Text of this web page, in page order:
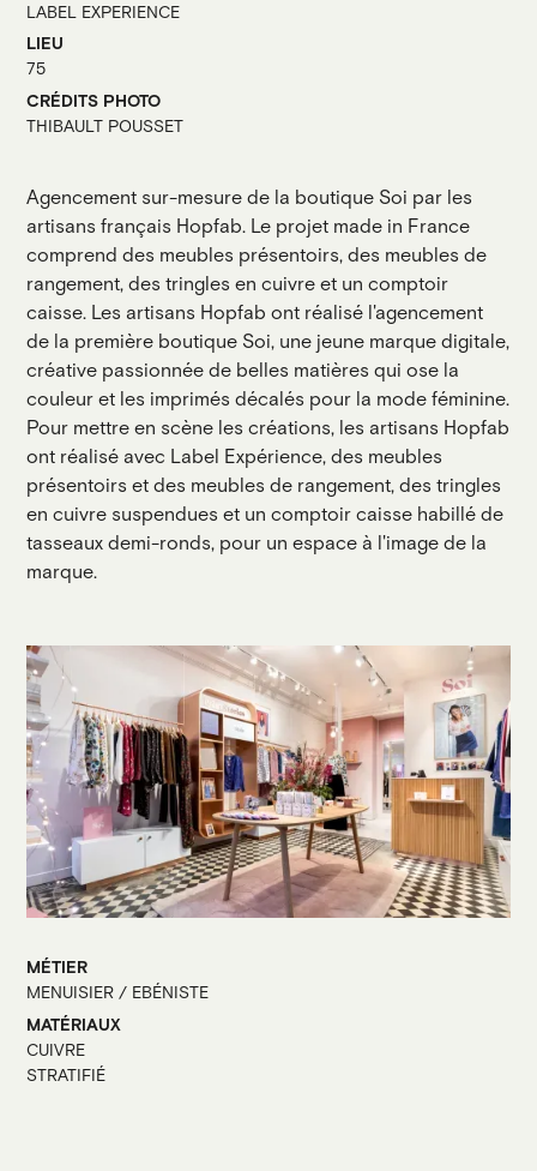
LABEL EXPERIENCE
LIEU
75
CRÉDITS PHOTO
THIBAULT POUSSET
Agencement sur-mesure de la boutique Soi par les
artisans français Hopfab. Le projet made in France
comprend des meubles présentoirs, des meubles de
rangement, des tringles en cuivre et un comptoir
caisse. Les artisans Hopfab ont réalisé l'agencement
de la première boutique Soi, une jeune marque digitale,
créative passionnée de belles matières qui ose la
couleur et les imprimés décalés pour la mode féminine.
Pour mettre en scène les créations, les artisans Hopfab
ont réalisé avec Label Expérience, des meubles
présentoirs et des meubles de rangement, des tringles
en cuivre suspendues et un comptoir caisse habillé de
tasseaux demi-ronds, pour un espace à l'image de la
marque.
MÉTIER
MENUISIER / EBÉNISTE
MATÉRIAUX
CUIVRE
STRATIFIÉ